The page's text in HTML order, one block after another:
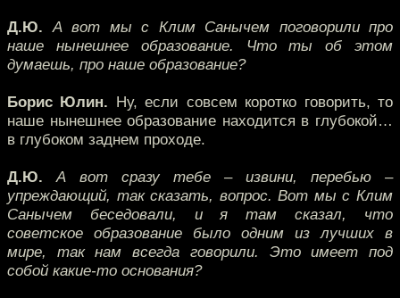
Д.Ю. А вот мы с Клим Санычем поговорили про
наше нынешнее образование. Что ты об этом
думаешь, про наше образование?
Борис Юлин. Ну, если совсем коротко говорить, то
наше нынешнее образование находится в глубокой…
в глубоком заднем проходе.
Д.Ю. А вот сразу тебе – извини, перебью –
упреждающий, так сказать, вопрос. Вот мы с Клим
Санычем беседовали, и я там сказал, что
советское образование было одним из лучших в
мире, так нам всегда говорили. Это имеет под
собой какие-то основания?